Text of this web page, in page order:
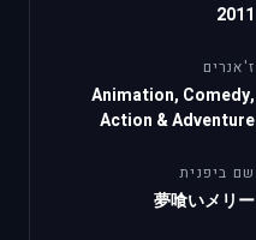
2011
ז'אנרים
Animation, Comedy,
Action & Adventure
שם ביפנית
夢喰いメリー